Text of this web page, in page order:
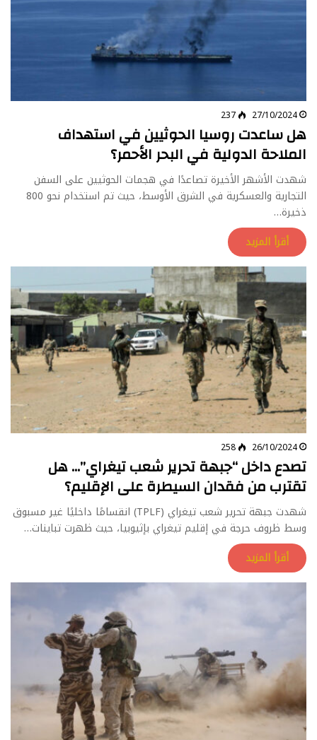
27/10/2024
237
هل ساعدت روسيا الحوثيين في استهداف
الملاحة الدولية في البحر الأحمر؟
شهدت الأشهر الأخيرة تصاعدًا في هجمات الحوثيين على السفن
التجارية والعسكرية في الشرق الأوسط، حيث تم استخدام نحو 800
ذخيرة…
أقرأ المزيد
26/10/2024
258
تصدع داخل “جبهة تحرير شعب تيغراي”… هل
تقترب من فقدان السيطرة على الإقليم؟
شهدت جبهة تحرير شعب تيغراي (TPLF) انقسامًا داخليًا غير مسبوق
وسط ظروف حرجة في إقليم تيغراي بإثيوبيا، حيث ظهرت تباينات…
أقرأ المزيد